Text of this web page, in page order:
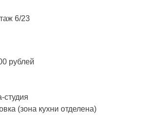
6/23
рублей
студия
(зона кухни отделена)